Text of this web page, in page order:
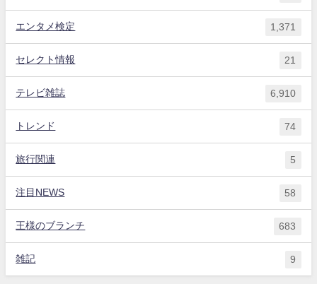
エンタメ検定 1,371
セレクト情報 21
テレビ雑誌 6,910
トレンド 74
旅行関連 5
注目NEWS 58
王様のブランチ 683
雑記 9